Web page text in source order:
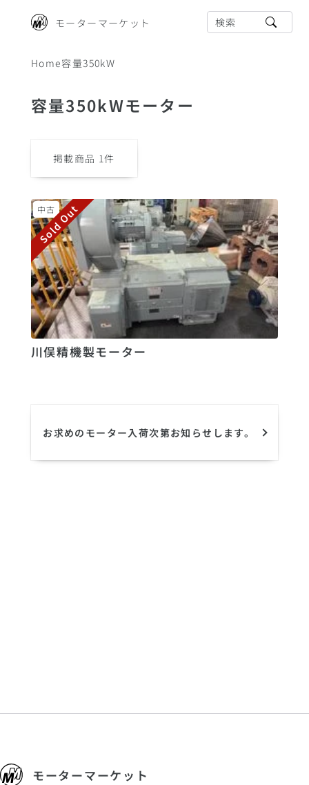
モーターマーケット 検索
Home容量350kW
容量350kWモーター
掲載商品 1件
川俣精機製モーター
中古
Sold Out
お求めのモーター入荷次第お知らせします。
モーターマーケット